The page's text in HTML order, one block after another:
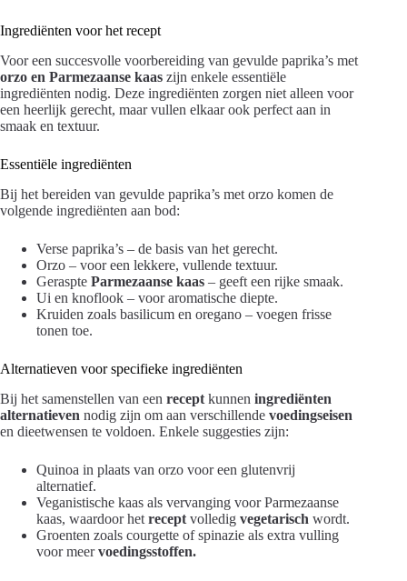
Ingrediënten voor het recept
Voor een succesvolle voorbereiding van gevulde paprika’s met
orzo en Parmezaanse kaas zijn enkele essentiële
ingrediënten nodig. Deze ingrediënten zorgen niet alleen voor
een heerlijk gerecht, maar vullen elkaar ook perfect aan in
smaak en textuur.
Essentiële ingrediënten
Bij het bereiden van gevulde paprika’s met orzo komen de
volgende ingrediënten aan bod:
Verse paprika’s – de basis van het gerecht.
Orzo – voor een lekkere, vullende textuur.
Geraspte Parmezaanse kaas – geeft een rijke smaak.
Ui en knoflook – voor aromatische diepte.
Kruiden zoals basilicum en oregano – voegen frisse
tonen toe.
Alternatieven voor specifieke ingrediënten
Bij het samenstellen van een recept kunnen ingrediënten
alternatieven nodig zijn om aan verschillende voedingseisen
en dieetwensen te voldoen. Enkele suggesties zijn:
Quinoa in plaats van orzo voor een glutenvrij
alternatief.
Veganistische kaas als vervanging voor Parmezaanse
kaas, waardoor het recept volledig vegetarisch wordt.
Groenten zoals courgette of spinazie als extra vulling
voor meervoedingsstoffen.